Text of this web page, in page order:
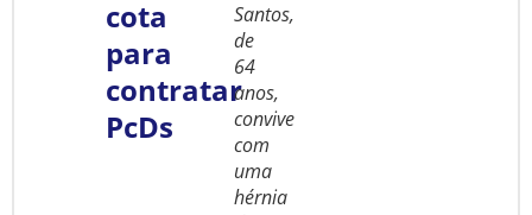
cota
para
contratar
PcDs
Santos,
de
64
anos,
convive
com
uma
hérnia